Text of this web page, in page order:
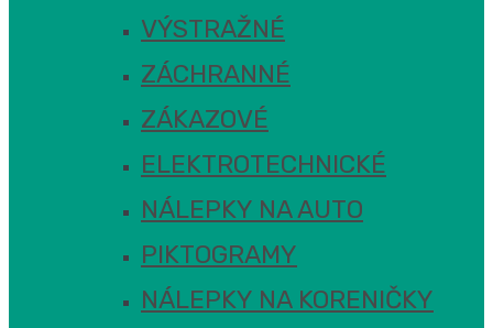
VÝSTRAŽNÉ
ZÁCHRANNÉ
ZÁKAZOVÉ
ELEKTROTECHNICKÉ
NÁLEPKY NA AUTO
PIKTOGRAMY
NÁLEPKY NA KORENIČKY